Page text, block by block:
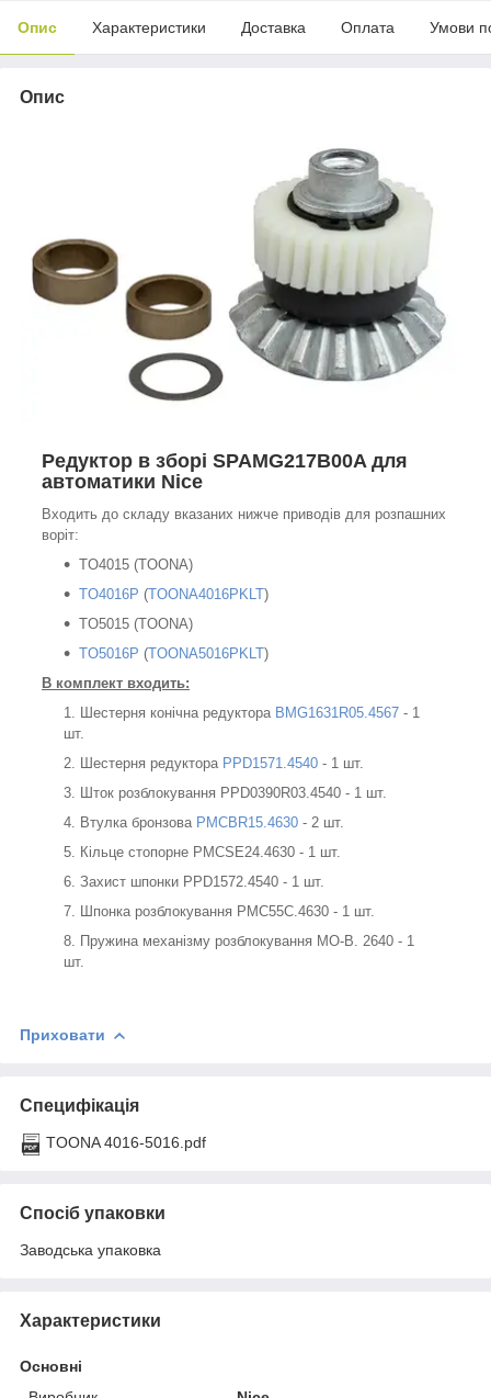
Опис Характеристики Доставка Оплата Умови
Опис
Редуктор в зборі SPAMG217B00A для
автоматики Nice
Входить до складу вказаних нижче приводів для розпашних
воріт:
TO4015 (TOONA)
TO4016P (TOONA4016PKLT)
TO5015 (TOONA)
TO5016P (TOONA5016PKLT)
В комплект входить:
Шестерня конічна редуктора BMG1631R05.4567 - 1
шт.
Шестерня редуктора PPD1571.4540 - 1 шт.
Шток розблокування PPD0390R03.4540 - 1 шт.
Втулка бронзова PMCBR15.4630 - 2 шт.
Кільце стопорне PMCSE24.4630 - 1 шт.
Захист шпонки PPD1572.4540 - 1 шт.
Шпонка розблокування PMC55C.4630 - 1 шт.
Пружина механізму розблокування MO-B. 2640 - 1
шт.
Приховати
Специфікація
TOONA 4016-5016.pdf
Спосіб упаковки
Заводська упаковка
Характеристики
Основні